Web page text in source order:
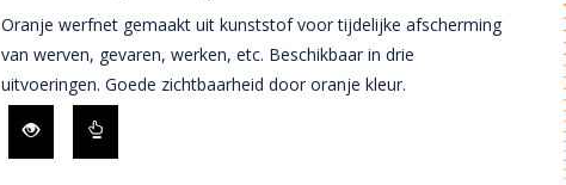
Oranje werfnet gemaakt uit kunststof voor tijdelijke afscherming
van werven, gevaren, werken, etc. Beschikbaar in drie
uitvoeringen. Goede zichtbaarheid door oranje kleur.